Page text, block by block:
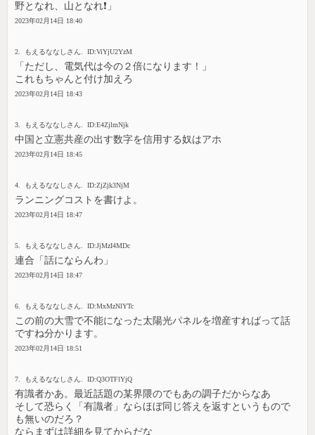
野となれ、山となれ❗」
2023年02月14日 18:40
2. もえるななしさん. ID:ViYjU2YzM
「ただし、電気代は今の２倍になります！」
これもちゃんと付け加えろ
2023年02月14日 18:43
3. もえるななしさん. ID:E4ZjlmNjk
中国と立憲共産の出す数字を信用する奴はアホ
2023年02月14日 18:45
4. もえるななしさん. ID:ZjZjk3NjM
ランニングコストを書けよ。
2023年02月14日 18:47
5. もえるななしさん. ID:JjMzI4MDc
連合「話にならんわ」
2023年02月14日 18:47
6. もえるななしさん. ID:MxMzNlYTc
この前の大雪で不能になった太陽光パネルを増産すればって話
ですね分かります。
2023年02月14日 18:51
7. もえるななしさん. ID:Q3OTFlYjQ
有識者かあ。最近話題の某界隈のでもあの調子だからなあ
そして恐らく「有識者」ならほぼ同じ答えを返すというもので
も無いのだろ？
ならまずは詳細を見てからだな